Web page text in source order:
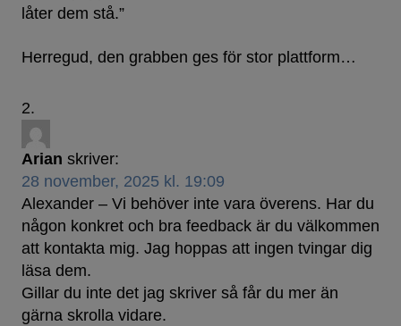
låter dem stå.”
Herregud, den grabben ges för stor plattform…
Arian skriver:
28 november, 2025 kl. 19:09
Alexander – Vi behöver inte vara överens. Har du
någon konkret och bra feedback är du välkommen
att kontakta mig. Jag hoppas att ingen tvingar dig
läsa dem.
Gillar du inte det jag skriver så får du mer än
gärna skrolla vidare.